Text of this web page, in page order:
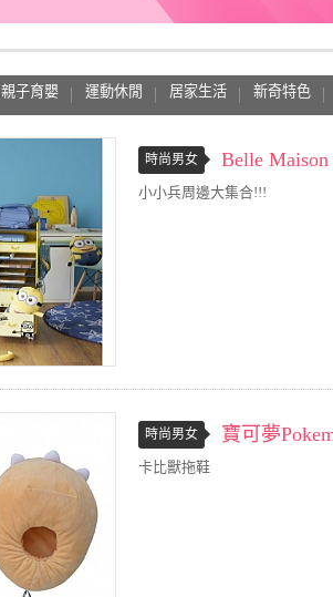
親子育嬰 運動休閒 居家生活 新奇特色
時尚男女 Belle Maison
小小兵周邊大集合!!!
時尚男女 寶可夢
卡比獸拖鞋